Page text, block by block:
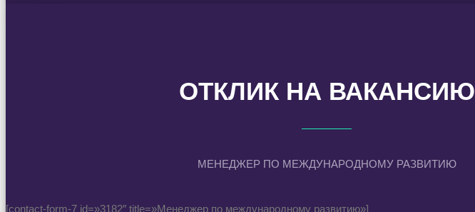
ОТКЛИК НА ВАКАНСИЮ
МЕНЕДЖЕР ПО МЕЖДУНАРОДНОМУ РАЗВИТИЮ
[contact-form-7 id=»3182″ title=»Менеджер по международному развитию»]